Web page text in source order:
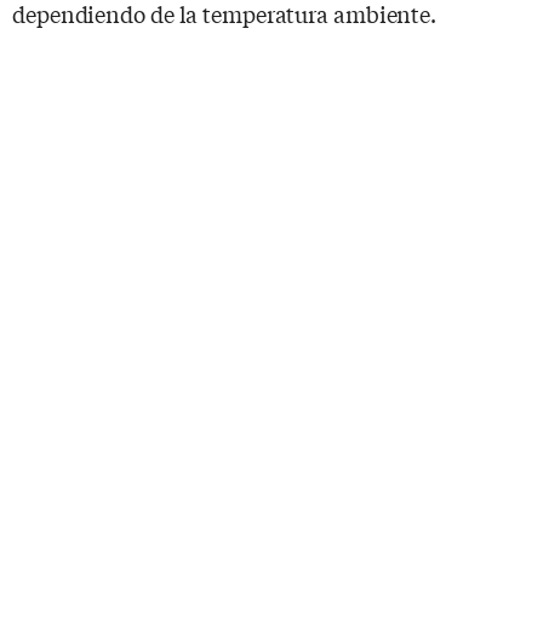
dependiendo de la temperatura ambiente.